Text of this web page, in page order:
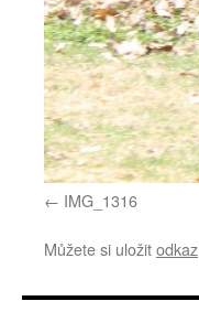
IMG_1316
Můžete si uložitodkaz